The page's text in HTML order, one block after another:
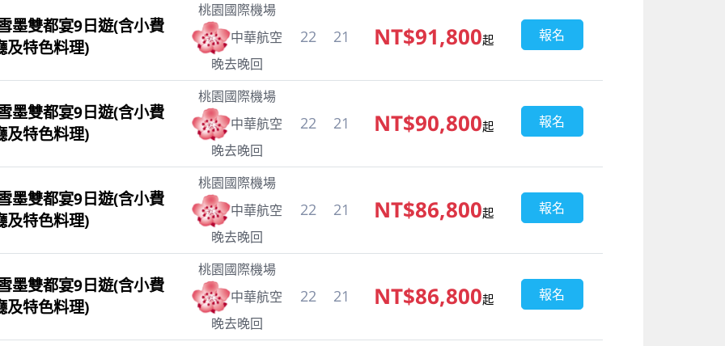
墨雙都宴9日遊(含小費
及特色料理)
桃園國際機場
中華航空
晚去晚回
22 21 NT$91,800起 報名
墨雙都宴9日遊(含小費
及特色料理)
桃園國際機場
中華航空
晚去晚回
22 21 NT$90,800起 報名
墨雙都宴9日遊(含小費
及特色料理)
桃園國際機場
中華航空
晚去晚回
22 21 NT$86,800起 報名
墨雙都宴9日遊(含小費
及特色料理)
桃園國際機場
中華航空
晚去晚回
22 21 NT$86,800起 報名